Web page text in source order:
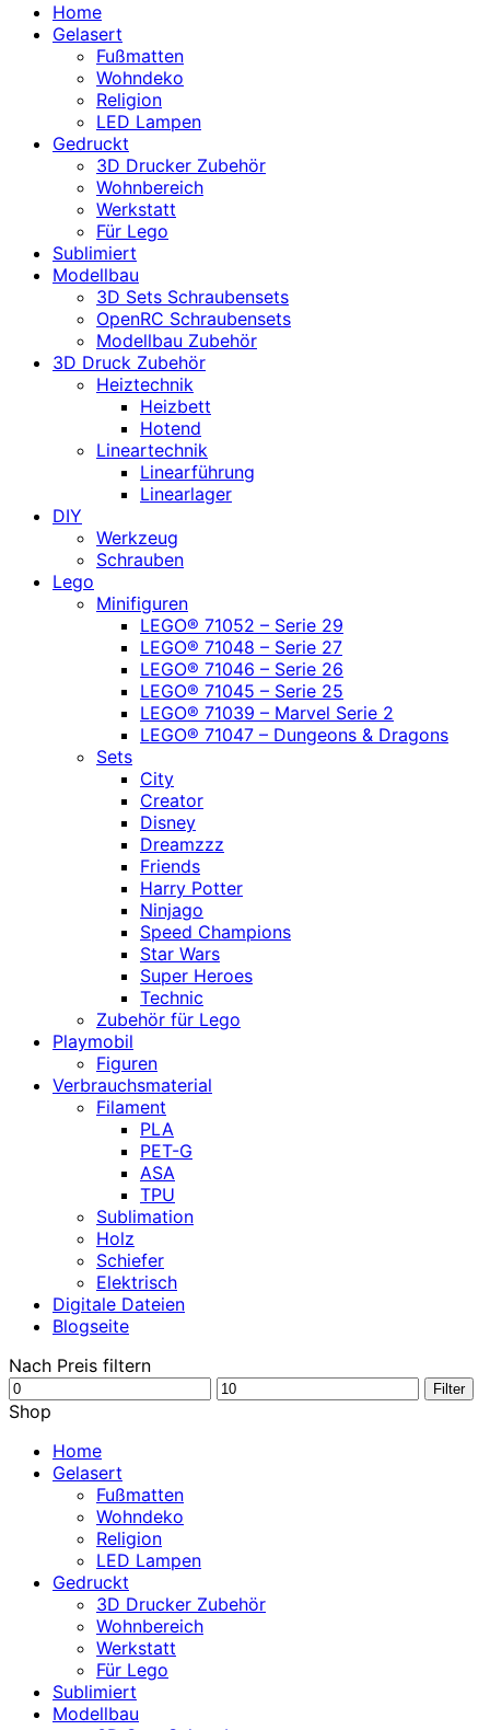
Home
Gelasert
Fußmatten
Wohndeko
Religion
LED Lampen
Gedruckt
3D Drucker Zubehör
Wohnbereich
Werkstatt
Für Lego
Sublimiert
Modellbau
3D Sets Schraubensets
OpenRC Schraubensets
Modellbau Zubehör
3D Druck Zubehör
Heiztechnik
Heizbett
Hotend
Lineartechnik
Linearführung
Linearlager
DIY
Werkzeug
Schrauben
Lego
Minifiguren
LEGO® 71052 – Serie 29
LEGO® 71048 – Serie 27
LEGO® 71046 – Serie 26
LEGO® 71045 – Serie 25
LEGO® 71039 – Marvel Serie 2
LEGO® 71047 – Dungeons & Dragons
Sets
City
Creator
Disney
Dreamzzz
Friends
Harry Potter
Ninjago
Speed Champions
Star Wars
Super Heroes
Technic
Zubehör für Lego
Playmobil
Figuren
Verbrauchsmaterial
Filament
PLA
PET-G
ASA
TPU
Sublimation
Holz
Schiefer
Elektrisch
Digitale Dateien
Blogseite
Nach Preis filtern
Min.
Preis
Max.
Filter
Shop
Home
Gelasert
Fußmatten
Wohndeko
Religion
LED Lampen
Gedruckt
3D Drucker Zubehör
Wohnbereich
Werkstatt
Für Lego
Sublimiert
Modellbau